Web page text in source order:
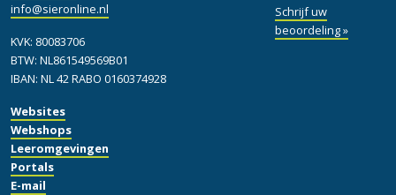
Websites
Webshops
Leeromgevingen
Portals
E-mail
Schrijf uw
beoordeling »
info@sieronline.nl
KVK: 80083706
BTW: NL861549569B01
IBAN: NL 42 RABO 0160374928